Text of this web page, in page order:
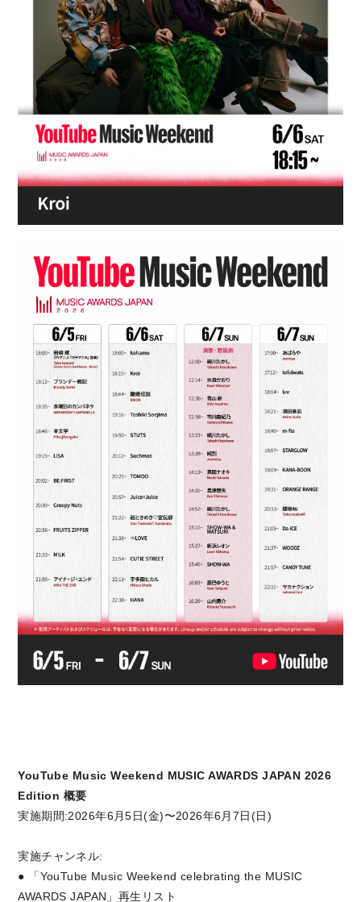
YouTube Music Weekend MUSIC AWARDS JAPAN 2026
Edition 概要
実施期間:2026年6月5日(金)〜2026年6月7日(日)
実施チャンネル:
● 「YouTube Music Weekend celebrating the MUSIC
AWARDS JAPAN」再生リスト